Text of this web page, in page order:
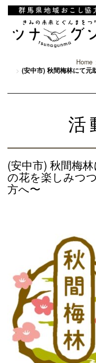
Home
(安中市) 秋間梅林にて
活
(安中市) 秋間梅
の花を楽しみつ
方へ〜